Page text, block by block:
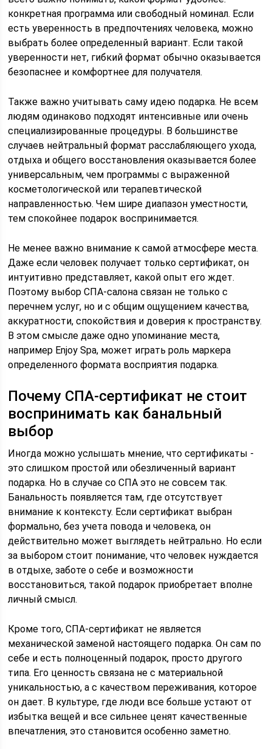
конкретная программа или свободный номинал. Если
есть уверенность в предпочтениях человека, можно
выбрать более определенный вариант. Если такой
уверенности нет, гибкий формат обычно оказывается
безопаснее и комфортнее для получателя.
Также важно учитывать саму идею подарка. Не всем
людям одинаково подходят интенсивные или очень
специализированные процедуры. В большинстве
случаев нейтральный формат расслабляющего ухода,
отдыха и общего восстановления оказывается более
универсальным, чем программы с выраженной
косметологической или терапевтической
направленностью. Чем шире диапазон уместности,
тем спокойнее подарок воспринимается.
Не менее важно внимание к самой атмосфере места.
Даже если человек получает только сертификат, он
интуитивно представляет, какой опыт его ждет.
Поэтому выбор СПА-салона связан не только с
перечнем услуг, но и с общим ощущением качества,
аккуратности, спокойствия и доверия к пространству.
В этом смысле даже одно упоминание места,
например Enjoy Spa, может играть роль маркера
определенного формата восприятия подарка.
Почему СПА-сертификат не стоит
воспринимать как банальный
выбор
Иногда можно услышать мнение, что сертификаты -
это слишком простой или обезличенный вариант
подарка. Но в случае со СПА это не совсем так.
Банальность появляется там, где отсутствует
внимание к контексту. Если сертификат выбран
формально, без учета повода и человека, он
действительно может выглядеть нейтрально. Но если
за выбором стоит понимание, что человек нуждается
в отдыхе, заботе о себе и возможности
восстановиться, такой подарок приобретает вполне
личный смысл.
Кроме того, СПА-сертификат не является
механической заменой настоящего подарка. Он сам по
себе и есть полноценный подарок, просто другого
типа. Его ценность связана не с материальной
уникальностью, а с качеством переживания, которое
он дает. В культуре, где люди все больше устают от
избытка вещей и все сильнее ценят качественные
впечатления, это становится особенно заметно.